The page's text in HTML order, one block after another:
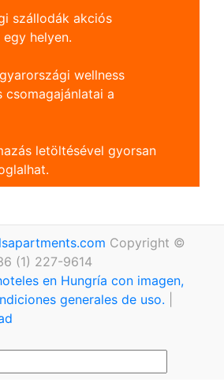
szállodák akciós
helyen.
wellness
csomagajánlatai a
letöltésével gyorsan
Copyright ©
(1) 227-9614
en Hungría con imagen,
generales de uso.